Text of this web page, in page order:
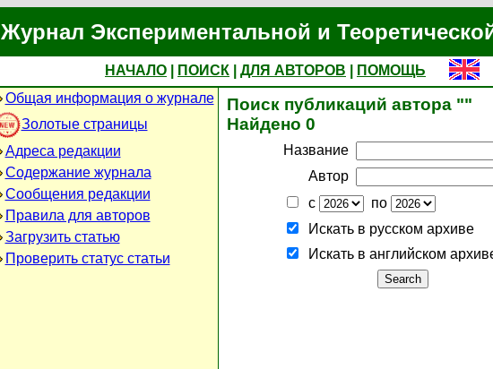
Журнал Экспериментальной и
НАЧАЛО ПОИСК ДЛЯ АВТОРОВ
ПОМОЩЬ
Общая информация о журнале
Золотые страницы
Адреса редакции
Содержание журнала
Сообщения редакции
Правила для авторов
Загрузить статью
Проверить статус статьи
Поиск публикаций автора ""
Найдено 0
Название
Автор
с
по
Искать в русском архиве
Искать в английском